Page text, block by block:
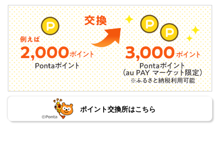
ポイント交換所はこちら